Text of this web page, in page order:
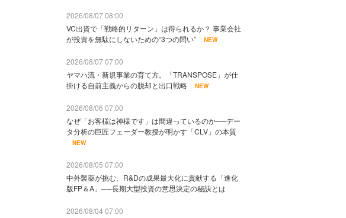
2026/08/07 08:00
VC出資で「戦略的リターン」は得られるか？ 事業会社
が投資を無駄にしないための“3つの問い”
NEW
2026/08/07 07:00
ヤマハ流・新規事業の育て方。「TRANSPOSE」が仕
掛ける自前主義からの脱却と出口戦略
NEW
2026/08/06 07:00
なぜ「お客様は神様です」は間違っているのか──デー
タ分析の巨匠フェーダー教授が明かす「CLV」の本質
NEW
2026/08/05 07:00
中外製薬が挑む、R&Dの成果最大化に貢献する「進化
版FP＆A」──長期大型投資の意思決定の秘訣とは
2026/08/04 07:00